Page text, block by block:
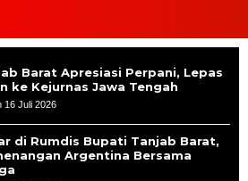
Barat Apresiasi Perpani, Lepas
ke Kejurnas Jawa Tengah
16 Juli 2026
di Rumdis Bupati Tanjab Barat,
Argentina Bersama